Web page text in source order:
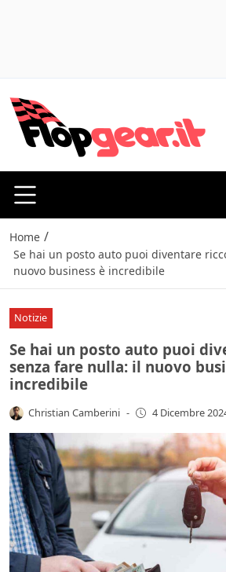
Home /
Se hai un posto auto puoi diventare
nuovo business è incredibile
Notizie
Se hai un posto auto puoi
senza fare nulla: il nuovo
incredibile
Christian Camberini - 4 Dicembre